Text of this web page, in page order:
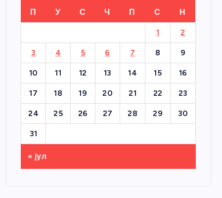
П У С Ч П С Н
1 2
3 4 5 6 7 8 9
10 11 12 13 14 15 16
17 18 19 20 21 22 23
24 25 26 27 28 29 30
31
« јул